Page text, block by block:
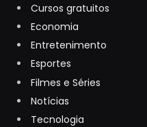
Cursos gratuitos
Economia
Entretenimento
Esportes
Filmes e Séries
Notícias
Tecnologia